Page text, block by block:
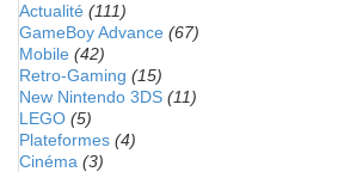
Actualité (111)
GameBoy Advance (67)
Mobile (42)
Retro-Gaming (15)
New Nintendo 3DS (11)
LEGO (5)
Plateformes (4)
Cinéma (3)